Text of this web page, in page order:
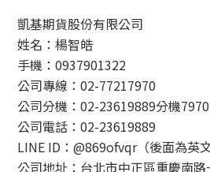
凱基期貨股份有限公司
姓名：楊智皓
手機：0937901322
公司專線：02-77217970
公司分機：02-23619889分機7970
公司電話：02-23619889
LINE ID：@869ofvqr（後面為英
公司地址：台北市中正區重慶南